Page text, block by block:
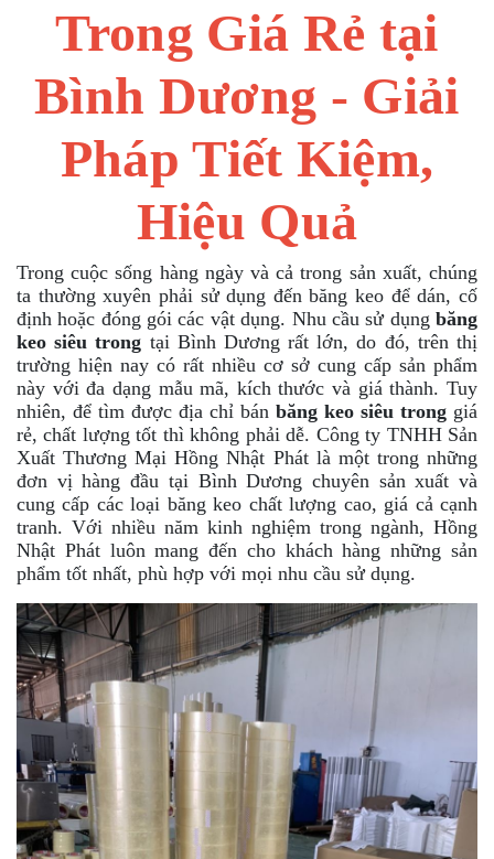
Trong Giá Rẻ tại
Bình Dương - Giải
Pháp Tiết Kiệm,
Hiệu Quả
Trong cuộc sống hàng ngày và cả trong sản xuất, chúng
ta thường xuyên phải sử dụng đến băng keo để dán, cố
định hoặc đóng gói các vật dụng. Nhu cầu sử dụng băng
keo siêu trong tại Bình Dương rất lớn, do đó, trên thị
trường hiện nay có rất nhiều cơ sở cung cấp sản phẩm
này với đa dạng mẫu mã, kích thước và giá thành. Tuy
nhiên, để tìm được địa chỉ bán băng keo siêu trong giá
rẻ, chất lượng tốt thì không phải dễ. Công ty TNHH Sản
Xuất Thương Mại Hồng Nhật Phát là một trong những
đơn vị hàng đầu tại Bình Dương chuyên sản xuất và
cung cấp các loại băng keo chất lượng cao, giá cả cạnh
tranh. Với nhiều năm kinh nghiệm trong ngành, Hồng
Nhật Phát luôn mang đến cho khách hàng những sản
phẩm tốt nhất, phù hợp với mọi nhu cầu sử dụng.